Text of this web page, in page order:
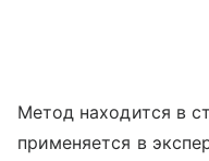
Метод находится в
применяется в